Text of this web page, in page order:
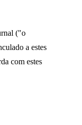
("o
a estes
com estes